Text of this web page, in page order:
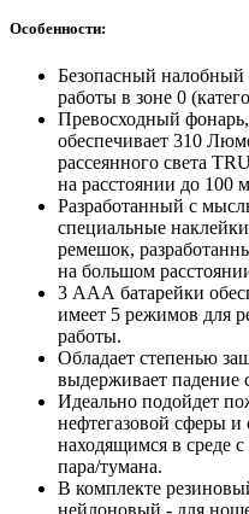
Особенности:
Безопасный налобный
работы в зоне 0
Превосходный
обеспечивает 310
рассеянного света
на расстоянии до 100
Разработанный с
специальные
ремешок,
на большом
3 ААА батарейки
имеет 5 режимов для
работы.
Обладает степенью
выдерживает падение
Идеально подойдет
нефтегазовой сферы и
находящимся в среде
пара/тумана.
В комплекте